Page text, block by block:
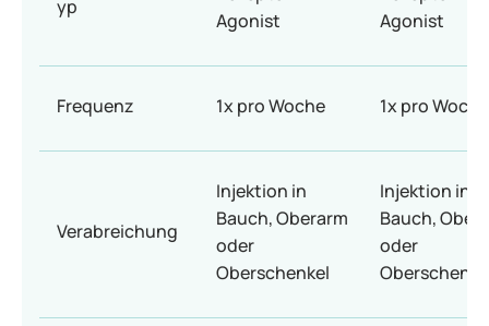
yp
Agonist
Agonist
Frequenz 1x pro Woche 1x pro Woche
Verabreichung
Injektion in
Bauch, Oberarm
oder
Oberschenkel
Injektion in
Bauch,
oder